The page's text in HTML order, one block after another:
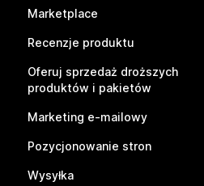
Marketplace
Recenzje produktu
Oferuj sprzedaż droższych
produktów i pakietów
Marketing e-mailowy
Pozycjonowanie stron
Wysyłka